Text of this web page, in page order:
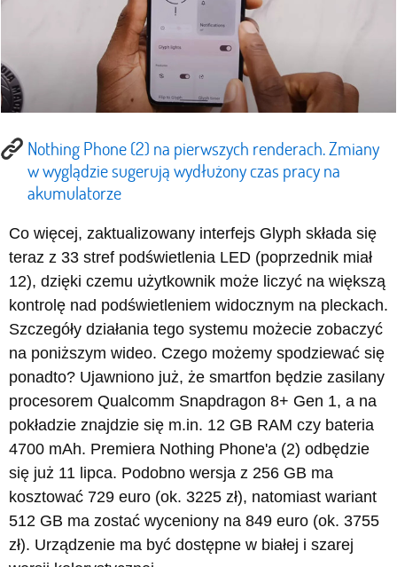
Nothing Phone (2) na pierwszych renderach. Zmiany
w wyglądzie sugerują wydłużony czas pracy na
akumulatorze
Co więcej, zaktualizowany interfejs Glyph składa się
teraz z 33 stref podświetlenia LED (poprzednik miał
12), dzięki czemu użytkownik może liczyć na większą
kontrolę nad podświetleniem widocznym na pleckach.
Szczegóły działania tego systemu możecie zobaczyć
na poniższym wideo. Czego możemy spodziewać się
ponadto? Ujawniono już, że smartfon będzie zasilany
procesorem Qualcomm Snapdragon 8+ Gen 1, a na
pokładzie znajdzie się m.in. 12 GB RAM czy bateria
4700 mAh. Premiera Nothing Phone'a (2) odbędzie
się już 11 lipca. Podobno wersja z 256 GB ma
kosztować 729 euro (ok. 3225 zł), natomiast wariant
512 GB ma zostać wyceniony na 849 euro (ok. 3755
zł). Urządzenie ma być dostępne w białej i szarej